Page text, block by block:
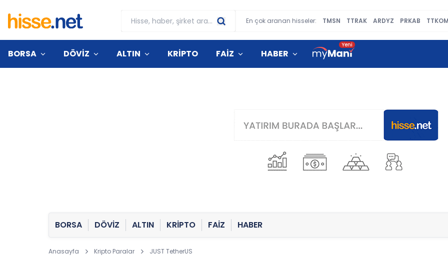
En çok aranan hisseler: TMSN TTRAK ARDYZ PRKAB TTKOM
BORSA DÖVİZ ALTIN KRİPTO FAİZ HABER
BORSA DÖVİZ ALTIN KRİPTO FAİZ HABER
Anasayfa Kripto Paralar JUST TetherUS